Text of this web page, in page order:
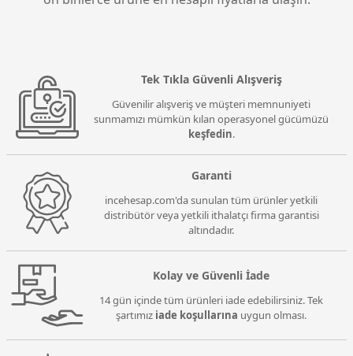
Tek Tıkla Güvenli Alışveriş
Güvenilir alışveriş ve müşteri memnuniyeti
sunmamızı mümkün kılan operasyonel gücümüzü
keşfedin.
Garanti
incehesap.com'da sunulan tüm ürünler yetkili
distribütör veya yetkili ithalatçı firma garantisi
altındadır.
Kolay ve Güvenli İade
14 gün içinde tüm ürünleri iade edebilirsiniz. Tek
şartımız iade koşullarına uygun olması.